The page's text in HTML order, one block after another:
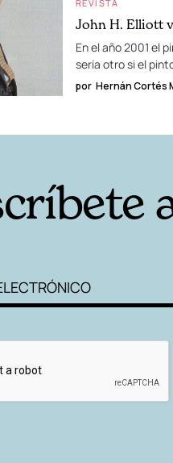
REVISTA
John H. Elliott
En el año 2001 el
sería otro si el
por Hernán Cortés